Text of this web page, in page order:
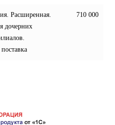
Расширенная.
дочерних
710 000